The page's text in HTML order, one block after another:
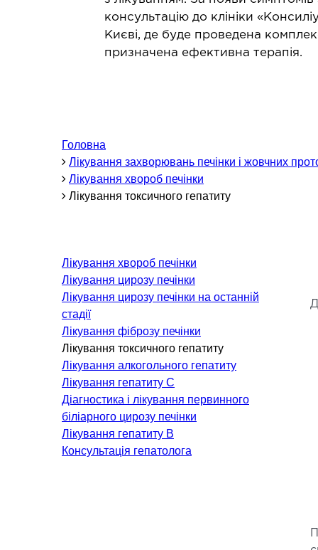
Щелепно-лицьова хірургія
Кардіологія
Ревматологія
Ендокринологія
Невідкладна терапія
Нефрологія
Паліативна допомога
Пульмонологія
Терапія
КОСМЕТОЛОГІЯ І
ДЕРМАТОЛОГІЯ
Апаратна косметологія
консультацію до клініки
Києві, де буде проведена
призначена ефективна терапія.
Головна
Лікування захворювань печінки і жовчних
Лікування хвороб печінки
Лікування токсичного гепатиту
Лікування хвороб печінки
Лікування цирозу печінки
Лікування цирозу печінки на останній
стадії
Лікування фіброзу печінки
Лікування токсичного гепатиту
Лікування алкогольного гепатиту
Лікування гепатиту C
Діагностика і лікування первинного
біліарного цирозу печінки
Лікування гепатиту B
Консультація гепатолога